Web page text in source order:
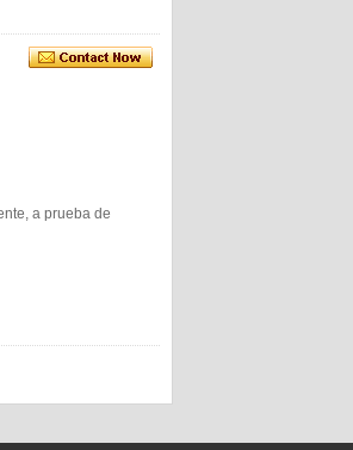
a prueba de